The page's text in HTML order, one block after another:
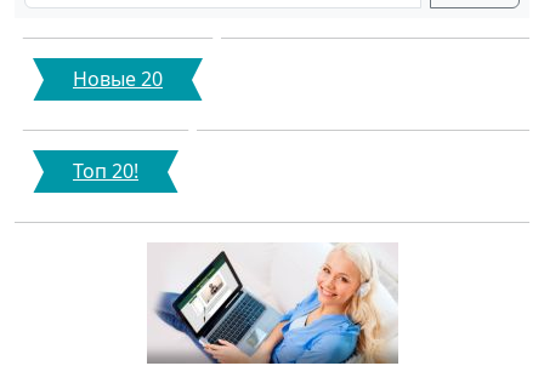
Новые 20
Топ 20!